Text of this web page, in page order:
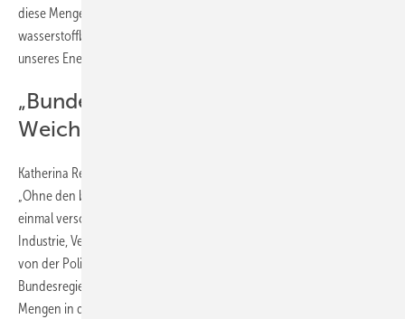
diese Mengen zur Verfügung stehen. Wasserstoff und
wasserstoffbasierte Syntheseprodukte sind zentrale Bausteine
unseres Energiesystems der Zukunft.
„Bundesregierung muss jetzt die
Weichen stellen“
Katherina Reiche, Vorsitzende des
„Ohne den breiten Einsatz von Wasserstoff werden wir die noch
einmal verschärften Klimaziele nicht erreichen können. Die Bedarfe in
Industrie, Verkehr und Wärmesektor sind deutlich höher als bislang
von der Politik erwartet. Die Studie zeigt, was nun zu tun ist: Die
Bundesregierung muss die Weichen so stellen, dass die erforderlichen
Mengen in den nächsten Jahren auch zur Verfügung stehen.“